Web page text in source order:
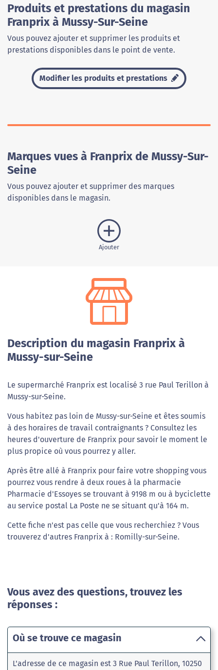
Produits et prestations du magasin
Franprix à Mussy-Sur-Seine
Vous pouvez ajouter et supprimer les produits et
prestations disponibles dans le point de vente.
Modifier les produits et prestations
Marques vues à Franprix de Mussy-Sur-
Seine
Vous pouvez ajouter et supprimer des marques
disponibles dans le magasin.
Ajouter
Description du magasin Franprix à
Mussy-sur-Seine
Le supermarché Franprix est localisé 3 rue Paul Terillon à
Mussy-sur-Seine.
Vous habitez pas loin de Mussy-sur-Seine et êtes soumis
à des horaires de travail contraignants ? Consultez les
heures d'ouverture de Franprix pour savoir le moment le
plus propice où vous pourrez y aller.
Après être allé à Franprix pour faire votre shopping vous
pourrez vous rendre à deux roues à la pharmacie
Pharmacie d'Essoyes se trouvant à 9198 m ou à byciclette
au service postal La Poste ne se situant qu'à 164 m.
Cette fiche n'est pas celle que vous recherchiez ? Vous
trouverez d'autres Franprix à : Romilly-sur-Seine.
Vous avez des questions, trouvez les
réponses :
Où se trouve ce magasin
L'adresse de ce magasin est 3 Rue Paul Terillon, 10250